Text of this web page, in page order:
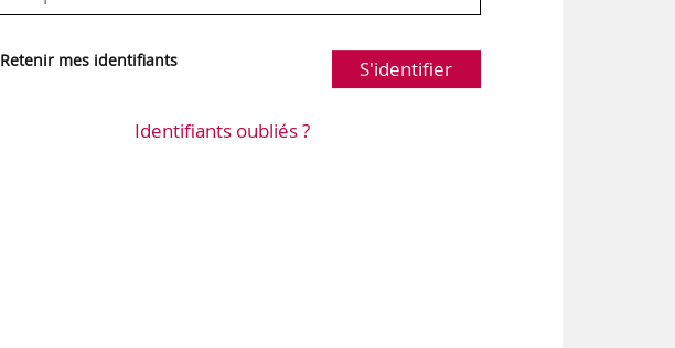
Retenir mes identifiants S'identifier
Identifiants oubliés ?